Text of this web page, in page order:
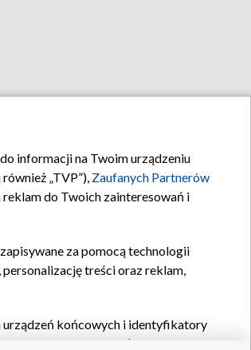
informacji na Twoim urządzeniu
„TVP”), Zaufanych Partnerów
do Twoich zainteresowań i
za pomocą technologii
treści oraz reklam,
urządzeń końcowych i identyfikatory
oraz pozostałych